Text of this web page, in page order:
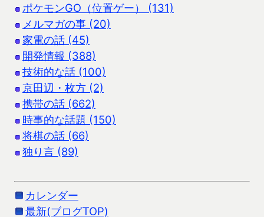
ポケモンGO（位置ゲー） (131)
メルマガの事 (20)
家電の話 (45)
開発情報 (388)
技術的な話 (100)
京田辺・枚方 (2)
携帯の話 (662)
時事的な話題 (150)
将棋の話 (66)
独り言 (89)
カレンダー
最新(ブログTOP)